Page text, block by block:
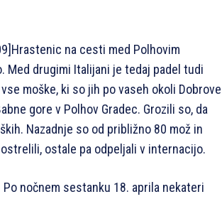
Hrastenic na cesti med Polhovim
Med drugimi Italijani je tedaj padel tudi
moške, ki so jih po vaseh okoli Dobrove
gore v Polhov Gradec. Grozili so, da
Nazadnje so od približno 80 mož in
ostale pa odpeljali v internacijo.
nočnem sestanku 18. aprila nekateri